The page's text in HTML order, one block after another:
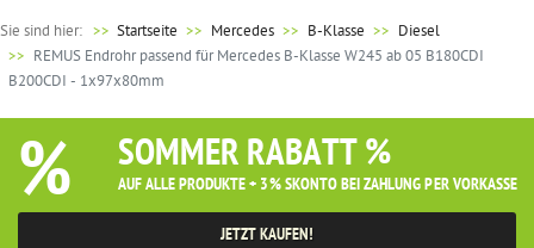
Sie sind hier: >> Startseite Mercedes B-Klasse
Diesel
REMUS Endrohr passend für Mercedes B-Klasse W245 ab 05 B180CDI
B200CDI - 1x97x80mm
% SOMMER RABATT %
AUF ALLE PRODUKTE + 3% SKONTO BEI ZAHLUNG PER VORKASSE
JETZT KAUFEN!